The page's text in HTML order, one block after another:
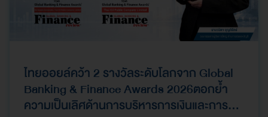
ไทยออยล์คว้า 2 รางวัลระดับโลกจาก Global
Banking & Finance Awards 2026ตอกย้ำ
ความเป็นเลิศด้านการบริหารการเงินและการ